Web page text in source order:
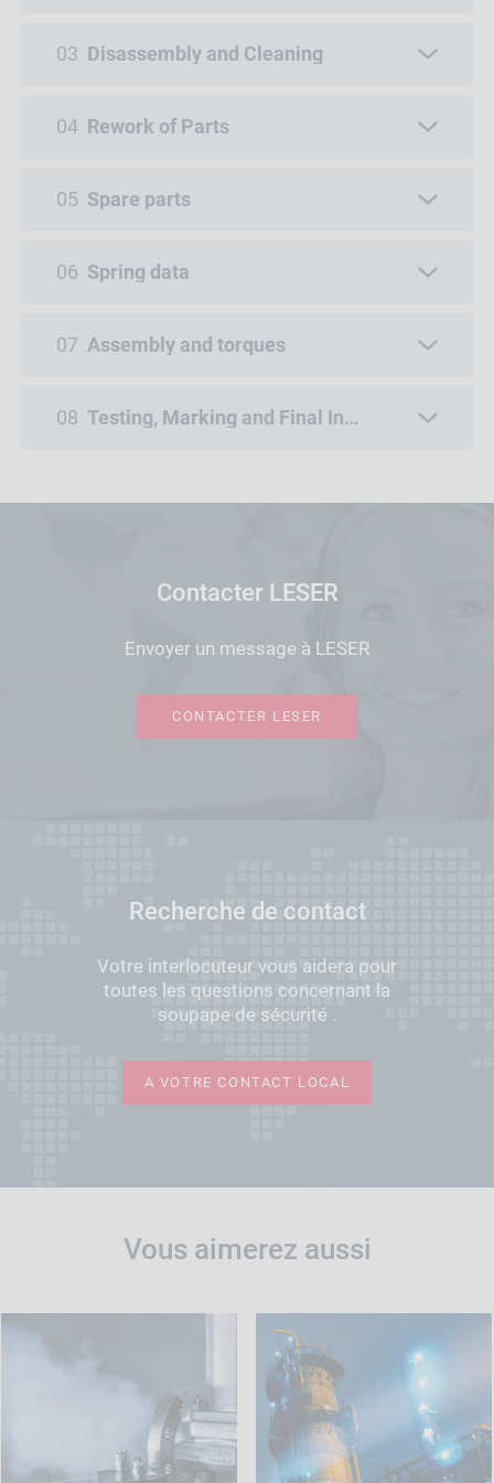
03 Disassembly and Cleaning
04 Rework of Parts
05 Spare parts
06 Spring data
07 Assembly and torques
08 Testing, Marking and Final Inspection
Contacter LESER
Envoyer un message à LESER
CONTACTER LESER
Recherche de contact
Votre interlocuteur vous aidera pour
toutes les questions concernant la
soupape de sécurité .
A VOTRE CONTACT LOCAL
Vous aimerez aussi